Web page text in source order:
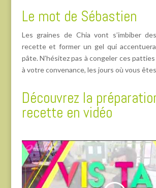
Le mot de Sébastien
Les graines de Chia vont s’imbiber
recette et former un gel qui
pâte. N’hésitez pas à congeler ces
à votre convenance, les jours où vous
Découvrez la
recette en vidéo